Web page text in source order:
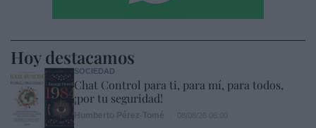
Hoy destacamos
SOCIEDAD
Chat Control para ti, para mí, para todos,
¡por tu seguridad!